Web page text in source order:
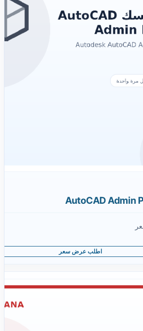
اطلب عرض سعر